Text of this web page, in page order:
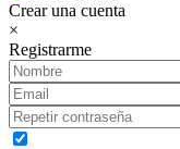
Crear una cuenta
×
Registrarme